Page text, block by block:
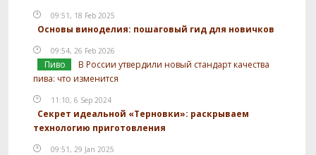
09:51, 18 Feb 2025
Основы виноделия: пошаговый гид для новичков
09:54, 26 Feb 2026
Пиво
В России утвердили новый стандарт качества
пива: что изменится
11:10, 6 Sep 2024
Секрет идеальной «Терновки»: раскрываем
технологию приготовления
09:51, 29 Jan 2025